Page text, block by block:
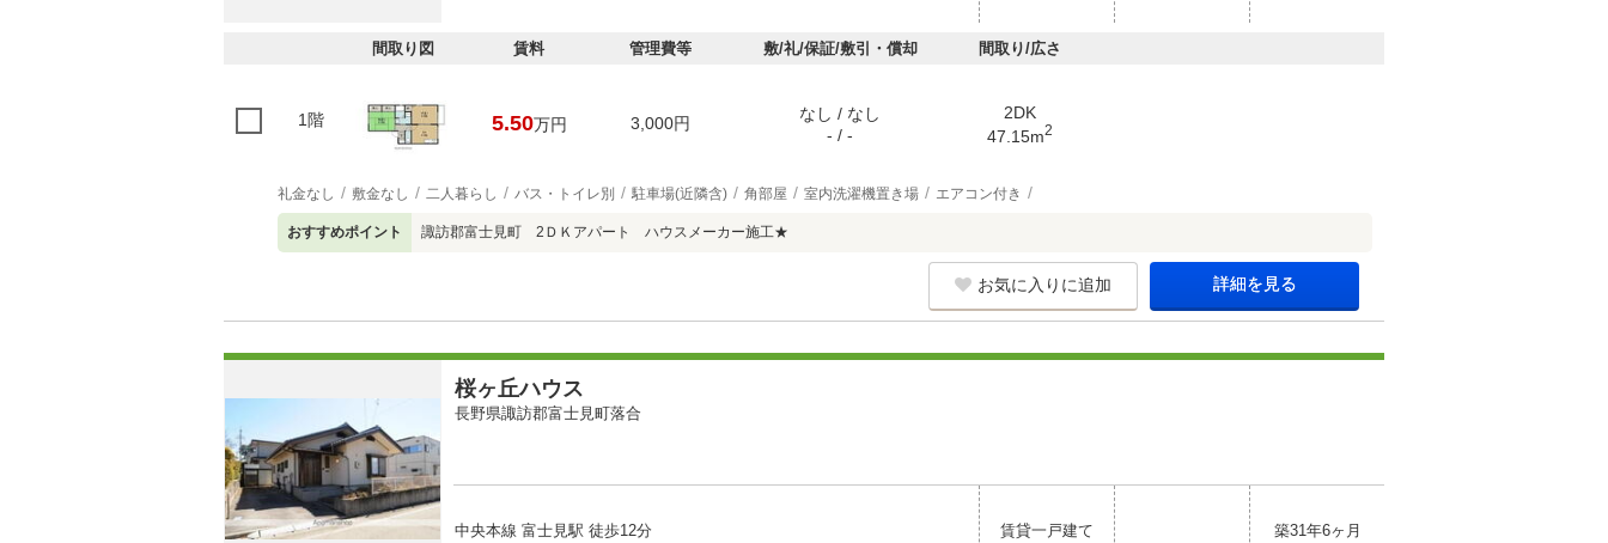
間取り図 賃料 管理費等 敷/礼/保証/敷引・償却 間取り/広さ
1階 5.50万円 3,000円
なし / なし
- / -
2DK
47.15m2
礼金なし 敷金なし 二人暮らし バス・トイレ別 駐車場(近隣含) 角部屋 室内洗濯機置き場 エアコン付き
おすすめポイント 諏訪郡富士見町 2ＤＫアパート ハウスメーカー施工★
お気に入りに追加 詳細を見る
桜ヶ丘ハウス
長野県諏訪郡富士見町落合
中央本線 富士見駅 徒歩12分 賃貸一戸建て 築31年6ヶ月